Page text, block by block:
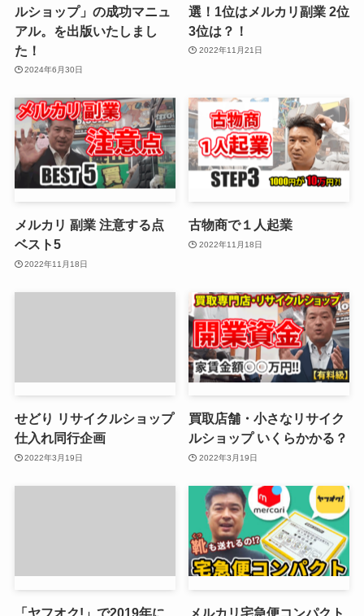
ルショップ」の成功マニュ
アル。を出版いたしまし
た！
2024年6月30日
選！1位はメルカリ副業 2位
3位は？！
2022年11月21日
メルカリ 副業 注意する点
ベスト5
2022年11月18日
古物商で１人起業
2022年11月18日
せどり リサイクルショップ
仕入れ同行企画
2022年3月19日
買取店舗・小さなリサイク
ルショップ いくらかかる？
2022年3月19日
「ヤフオク!」で2019年に メルカリ宅急便コンパクト